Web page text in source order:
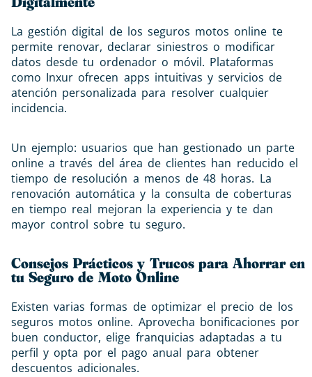
La gestión digital de los seguros motos online te
permite renovar, declarar siniestros o modificar
datos desde tu ordenador o móvil. Plataformas
como Inxur ofrecen apps intuitivas y servicios de
atención personalizada para resolver cualquier
incidencia.
Un ejemplo: usuarios que han gestionado un parte
online a través del área de clientes han reducido el
tiempo de resolución a menos de 48 horas. La
renovación automática y la consulta de coberturas
en tiempo real mejoran la experiencia y te dan
mayor control sobre tu seguro.
Consejos Prácticos y Trucos para Ahorrar en
tu Seguro de Moto Online
Existen varias formas de optimizar el precio de los
seguros motos online. Aprovecha bonificaciones por
buen conductor, elige franquicias adaptadas a tu
perfil y opta por el pago anual para obtener
descuentos adicionales.